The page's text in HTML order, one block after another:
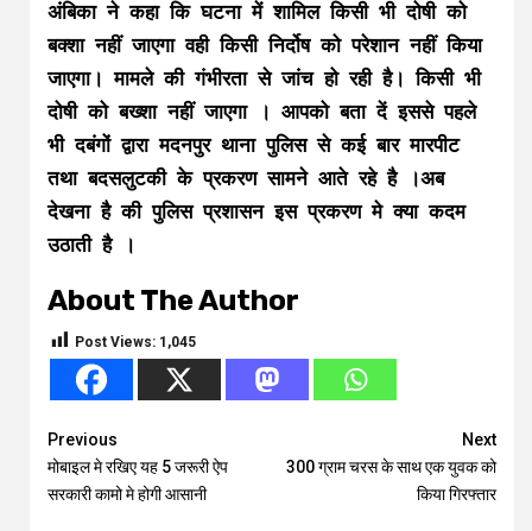
अंबिका ने कहा कि घटना में शामिल किसी भी दोषी को
बक्शा नहीं जाएगा वही किसी निर्दोष को परेशान नहीं किया
जाएगा। मामले की गंभीरता से जांच हो रही है। किसी भी
दोषी को बख्शा नहीं जाएगा । आपको बता दें इससे पहले
भी दबंगों द्वारा मदनपुर थाना पुलिस से कई बार मारपीट
तथा बदसलुटकी के प्रकरण सामने आते रहे है ।अब
देखना है की पुलिस प्रशासन इस प्रकरण मे क्या कदम
उठाती है ।
About The Author
Post Views: 1,045
Continue
Reading
Previous
मोबाइल मे रखिए यह 5 जरूरी ऐप
सरकारी कामो मे होगी आसानी
Next
300 ग्राम चरस के साथ एक युवक को
किया गिरफ्तार